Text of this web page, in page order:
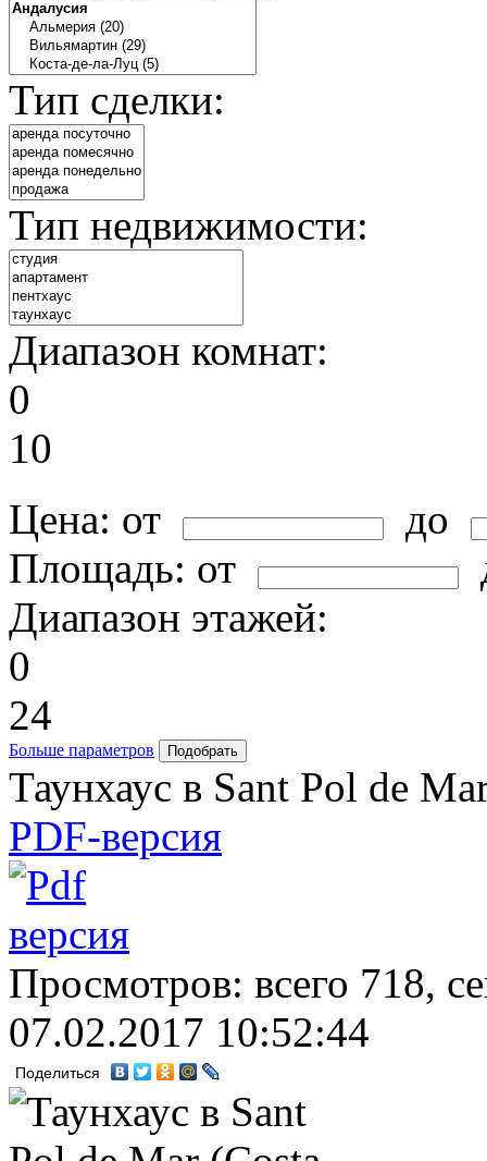
Тип сделки:
Тип недвижимости:
Диапазон комнат:
0
10
Цена: от
до
Площадь: от
Диапазон этажей:
0
24
Больше параметров
Таунхаус в Sant Pol de
PDF-версия
Просмотров: всего 718,
07.02.2017 10:52:44
Поделиться